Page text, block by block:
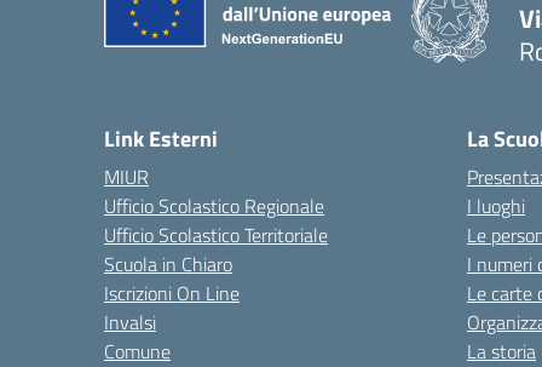
Link Esterni
MIUR
Ufficio Scolastico Regionale
Ufficio Scolastico Territoriale
Scuola in Chiaro
Iscrizioni On Line
Invalsi
Comune
La
I luoghi
Le
I numeri
Le carte
La storia